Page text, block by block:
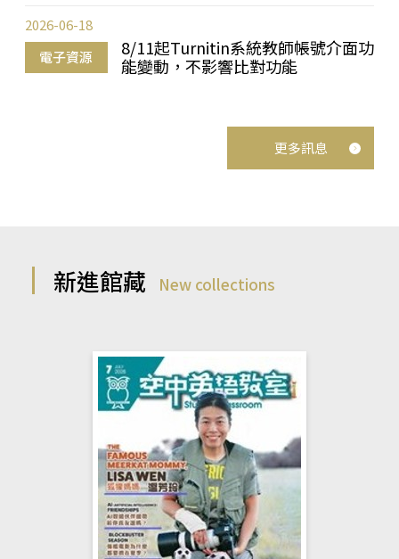
電子資源
8/11起Turnitin系統教師帳號介面功
能變動，不影響比對功能
2026-06-18
更多訊息
新進館藏 New collections